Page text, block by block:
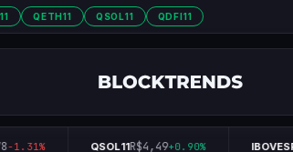
QETH11 QSOL11 QDFI11
QSOL11R$4,49+0.90% IBOVESPA